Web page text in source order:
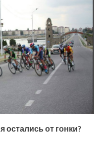
остались от гонки?